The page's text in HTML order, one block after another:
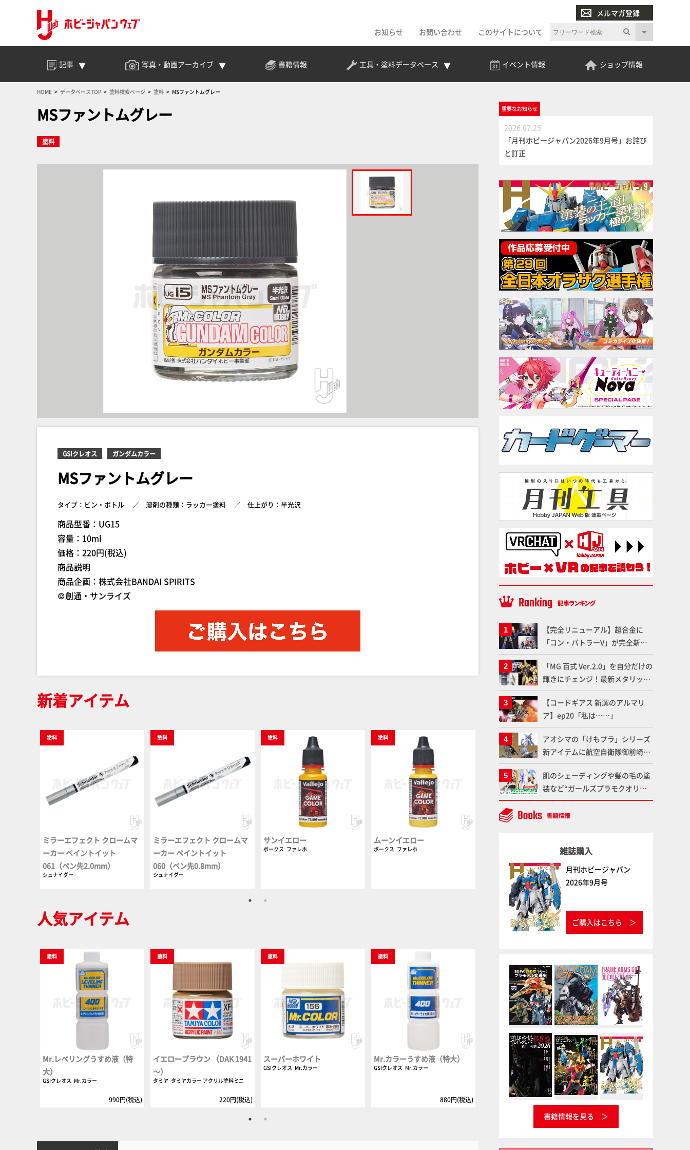
メルマガ登録
お知らせ
お問い合わせ このサイトについて
記事 写真・動画アーカイブ 書籍情報 工具・塗料データベース イベント情報 ショップ情報
HOME データベースTOP 塗料検索ページ 塗料 MSファントムグレー
MSファントムグレー
塗料
GSIクレオス ガンダムカラー
MSファントムグレー
タイプ：ビン・ボトル 溶剤の種類：ラッカー塗料 仕上がり：半光沢
商品型番：UG15
容量：10ml
価格：220円(税込)
商品説明
商品企画：株式会社BANDAI SPIRITS
©創通・サンライズ
新着アイテム
塗料
ミラーエフェクト クロームマ
ーカー ペイントイット
061（ペン先2.0mm）
シュナイダー
塗料
ミラーエフェクト クロームマ
ーカー ペイントイット
060（ペン先0.8mm）
シュナイダー
塗料
サンイエロー
ボークス ファレホ
塗料
ムーンイエロー
ボークス ファレホ
塗料
人気アイテム
塗料
Mr.レベリングうすめ液（特
大）
GSIクレオス Mr.カラー
990円(税込)
塗料
イエローブラウン （DAK 1941
～）
タミヤ タミヤカラー アクリル塗料ミニ
220円(税込)
塗料
スーパーホワイト
GSIクレオス Mr.カラー
塗料
Mr.カラーうすめ液（特大）
GSIクレオス Mr.カラー
880円(税込)
Vカラー専用シンナー 200cc
Vカラー
インシグニアホワイト
タミヤ タミヤカラー ラッカー塗料
重要なお知らせ
2026.07.25
「月刊ホビージャパン2026年9月号」お詫び
と訂正
【完全リニューアル】超合金に
「コン・バトラーV」が完全新規
造形で登場！気になる仕様を試作
品の撮り下ろしでご紹介!!さらに
「大鉄人17」＆「ワンエイト」セ
ット情報もお届け！【超合金の
魂】
「MG 百式 Ver.2.0」を自分だけの
輝きにチェンジ！最新メタリック
塗料を使ってより金属感を増した
仕上がりに!!【試し読み】
【コードギアス 新潔のアルマリ
ア】ep20「私は……」
アオシマの「けもプラ」シリーズ
新アイテムに航空自衛隊御前崎分
屯基地の公式キャラクターとして
誕生した「おまねこ」が着任！け
もプラ公式サイト限定版と通常版
の2ラインで発売！
肌のシェーディングや髪の毛の塗
装など“ガールズプラモクオリテ
ィアップ術”で仕上げる！カスタ
ム作例「白騎士ソフィエラ」が完
11:59まで応募受付中】
雑誌購入
月刊ホビージャパン
2026年9月号
ご購入はこちら
書籍情報を見る